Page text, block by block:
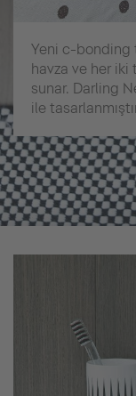
Yeni c-bonding
havza ve her iki
sunar. Darling
ile